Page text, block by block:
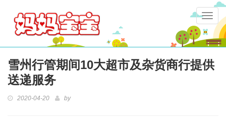
雪州行管期间10大超市及杂货商行提供
送递服务
2020-04-20 by